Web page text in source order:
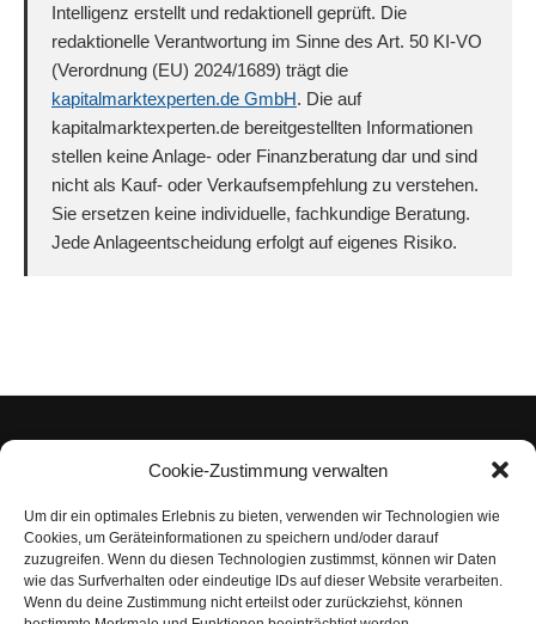
Cookie-Zustimmung verwalten
Um dir ein optimales Erlebnis zu bieten, verwenden wir Technologien wie
Cookies, um Geräteinformationen zu speichern und/oder darauf
zuzugreifen. Wenn du diesen Technologien zustimmst, können wir Daten
wie das Surfverhalten oder eindeutige IDs auf dieser Website verarbeiten.
Wenn du deine Zustimmung nicht erteilst oder zurückziehst, können
Intelligenz erstellt und redaktionell geprüft. Die
redaktionelle Verantwortung im Sinne des Art. 50 KI-VO
(Verordnung (EU) 2024/1689) trägt die
kapitalmarktexperten.de GmbH. Die auf
kapitalmarktexperten.de bereitgestellten Informationen
stellen keine Anlage- oder Finanzberatung dar und sind
nicht als Kauf- oder Verkaufsempfehlung zu verstehen.
Sie ersetzen keine individuelle, fachkundige Beratung.
Jede Anlageentscheidung erfolgt auf eigenes Risiko.
Impressum
Datenschutzerklärung
Nutzungsbedingungen | Haftungsausschluss